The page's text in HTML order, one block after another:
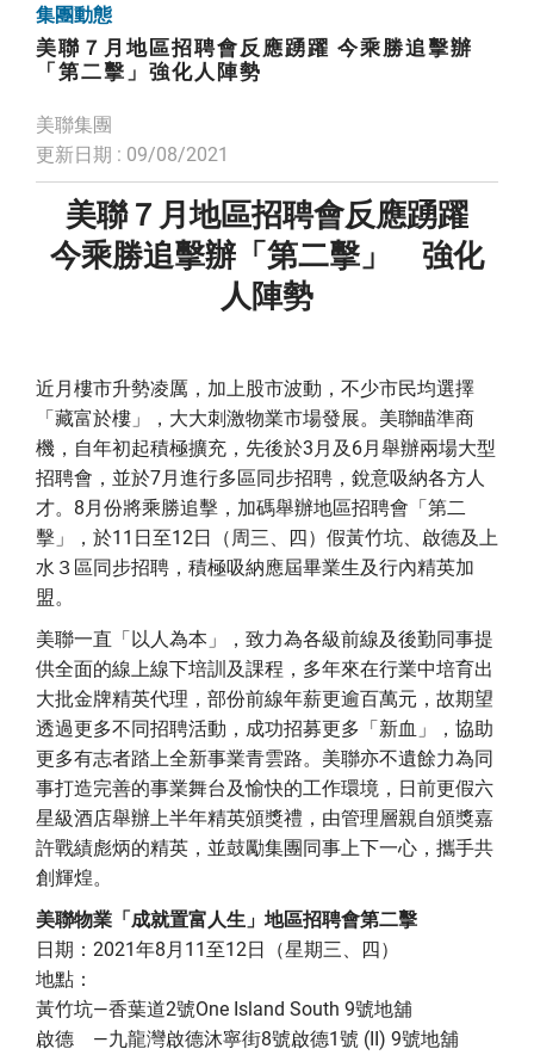
集團動態
美聯７月地區招聘會反應踴躍 今乘勝追擊辦
「第二擊」強化人陣勢
美聯集團
更新日期 : 09/08/2021
美聯７月地區招聘會反應踴躍
今乘勝追擊辦「第二擊」 強化
人陣勢
近月樓市升勢凌厲，加上股市波動，不少市民均選擇
「藏富於樓」，大大刺激物業市場發展。美聯瞄準商
機，自年初起積極擴充，先後於3月及6月舉辦兩場大型
招聘會，並於7月進行多區同步招聘，銳意吸納各方人
才。8月份將乘勝追擊，加碼舉辦地區招聘會「第二
擊」，於11日至12日（周三、四）假黃竹坑、啟德及上
水３區同步招聘，積極吸納應屆畢業生及行內精英加
盟。
美聯一直「以人為本」，致力為各級前線及後勤同事提
供全面的線上線下培訓及課程，多年來在行業中培育出
大批金牌精英代理，部份前線年薪更逾百萬元，故期望
透過更多不同招聘活動，成功招募更多「新血」，協助
更多有志者踏上全新事業青雲路。美聯亦不遺餘力為同
事打造完善的事業舞台及愉快的工作環境，日前更假六
星級酒店舉辦上半年精英頒獎禮，由管理層親自頒獎嘉
許戰績彪炳的精英，並鼓勵集團同事上下一心，攜手共
創輝煌。
美聯物業「成就置富人生」地區招聘會第二擊
日期：2021年8月11至12日（星期三、四）
地點：
黃竹坑—香葉道2號One Island South 9號地舖
啟德 —九龍灣啟德沐寧街8號啟德1號 (II) 9號地舖